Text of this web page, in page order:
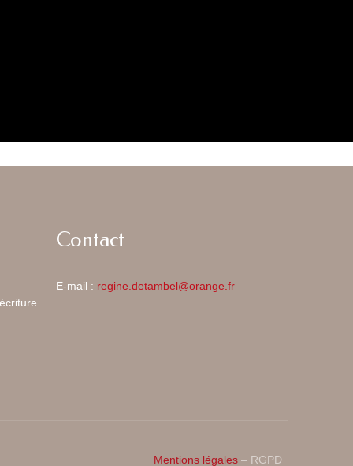
Contact
E-mail : regine.detambel@orange.fr
Mentions légales – RGPD